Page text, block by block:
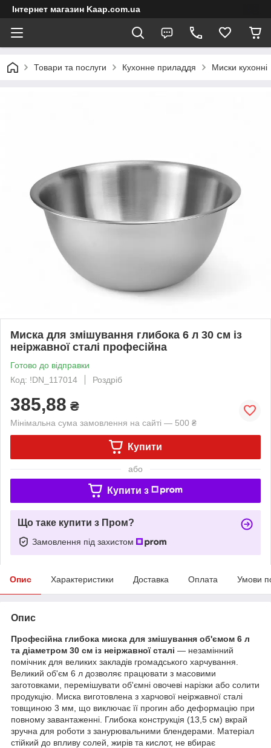
Інтернет магазин Kaap.com.ua
Товари та послуги Кухонне приладдя Миски кухонні
Миска для змішування глибока 6 л 30 см із
неіржавної сталі професійна
Готово до відправки
Код: !DN_117014
Роздріб
385,88 ₴
Мінімальна сума замовлення на сайті — 500 ₴
Купити
або
Купити з
Що таке купити з Пром?
Замовлення під захистом
Опис Характеристики Доставка Оплата Умови
Опис
Професійна глибока миска для змішування об'ємом 6 л
та діаметром 30 см із неіржавної сталі — незамінний
помічник для великих закладів громадського харчування.
Великий об'єм 6 л дозволяє працювати з масовими
заготовками, перемішувати об'ємні овочеві нарізки або солити
продукцію. Миска виготовлена з харчової неіржавної сталі
товщиною 3 мм, що виключає її прогин або деформацію при
повному завантаженні. Глибока конструкція (13,5 см) вкрай
зручна для роботи з занурювальними блендерами. Матеріал
стійкий до впливу солей, жирів та кислот, не вбирає